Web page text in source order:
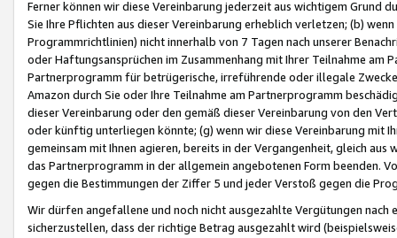
Ferner können wir diese Vereinbarung jederzeit aus wichtigem Grund
Sie Ihre Pflichten aus dieser Vereinbarung erheblich verletzen; (b)
Programmrichtlinien) nicht innerhalb von 7 Tagen nach unserer
oder Haftungsansprüchen im Zusammenhang mit Ihrer Teilnahme am
Partnerprogramm für betrügerische, irreführende oder illegale
Amazon durch Sie oder Ihre Teilnahme am Partnerprogramm
dieser Vereinbarung oder den gemäß dieser Vereinbarung von den
oder künftig unterliegen könnte; (g) wenn wir diese Vereinbarung mit
gemeinsam mit Ihnen agieren, bereits in der Vergangenheit, gleich
das Partnerprogramm in der allgemein angebotenen Form beenden.
gegen die Bestimmungen der Ziffer 5 und jeder Verstoß gegen die
Wir dürfen angefallene und noch nicht ausgezahlte Vergütungen
sicherzustellen, dass der richtige Betrag ausgezahlt wird